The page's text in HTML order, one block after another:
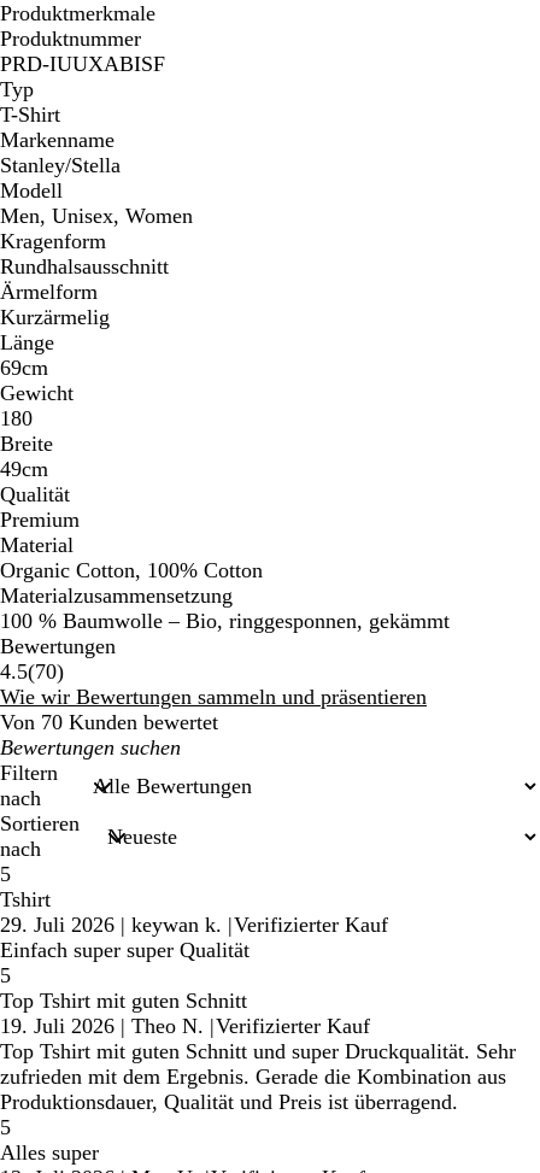
Produktmerkmale
Produktnummer
PRD-IUUXABISF
Typ
T-Shirt
Markenname
Stanley/Stella
Modell
Men, Unisex, Women
Kragenform
Rundhalsausschnitt
Ärmelform
Kurzärmelig
Länge
69cm
Gewicht
180
Breite
49cm
Qualität
Premium
Material
Organic Cotton, 100% Cotton
Materialzusammensetzung
100 % Baumwolle – Bio, ringgesponnen, gekämmt
Bewertungen
4.5(7070
Bewertungen
)
Wie wir Bewertungen sammeln und präsentieren
Von 70 Kunden bewertet
Meine
Sucheingaben
Filtern
nach
Sortieren
nach
5
Tshirt
29. Juli 2026 | keywan k. |Verifizierter Kauf
Einfach super super Qualität
5
Top Tshirt mit guten Schnitt
19. Juli 2026 | Theo N. |Verifizierter Kauf
Top Tshirt mit guten Schnitt und super Druckqualität. Sehr
zufrieden mit dem Ergebnis. Gerade die Kombination aus
Produktionsdauer, Qualität und Preis ist überragend.
5
Alles super